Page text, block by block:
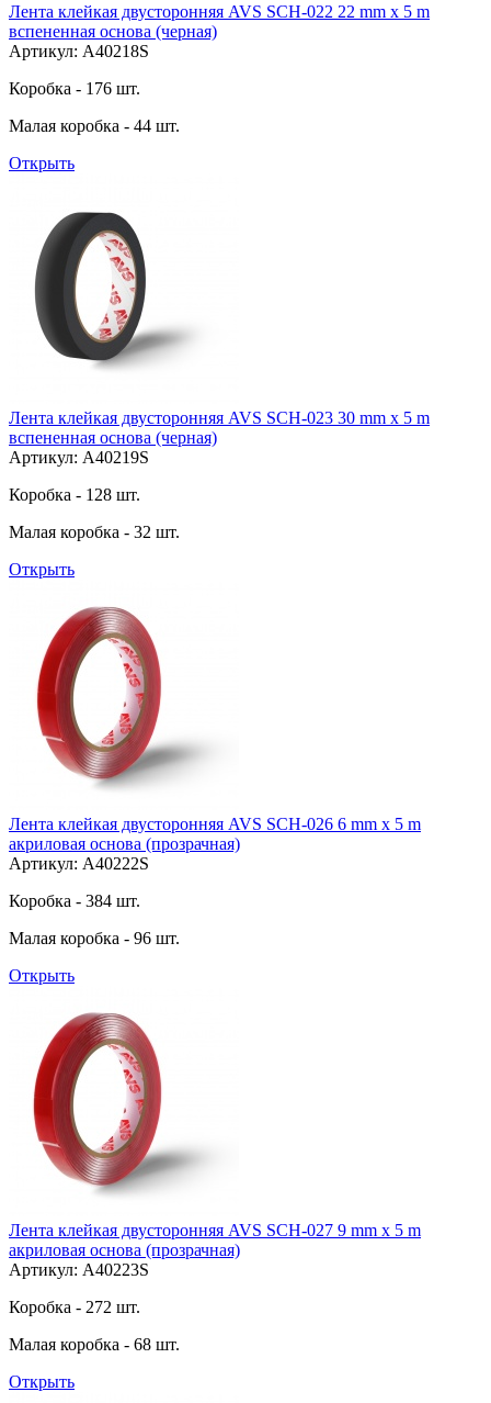
Лента клейкая двусторонняя AVS SCH-022 22 mm x 5 m
вспененная основа (черная)
Артикул: A40218S
Коробка - 176 шт.
Малая коробка - 44 шт.
Открыть
Лента клейкая двусторонняя AVS SCH-023 30 mm x 5 m
вспененная основа (черная)
Артикул: A40219S
Коробка - 128 шт.
Малая коробка - 32 шт.
Открыть
Лента клейкая двусторонняя AVS SCH-026 6 mm x 5 m
акриловая основа (прозрачная)
Артикул: A40222S
Коробка - 384 шт.
Малая коробка - 96 шт.
Открыть
Лента клейкая двусторонняя AVS SCH-027 9 mm x 5 m
акриловая основа (прозрачная)
Артикул: A40223S
Коробка - 272 шт.
Малая коробка - 68 шт.
Открыть